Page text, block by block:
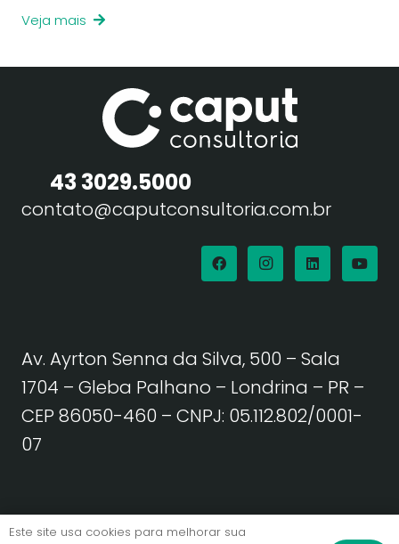
Veja mais
43 3029.5000
contato@caputconsultoria.com.br
Av. Ayrton Senna da Silva, 500 – Sala
1704 – Gleba Palhano – Londrina – PR –
CEP 86050-460 – CNPJ: 05.112.802/0001-
07
Política de Privacidade | Termos de Uso
Este site usa cookies para melhorar sua